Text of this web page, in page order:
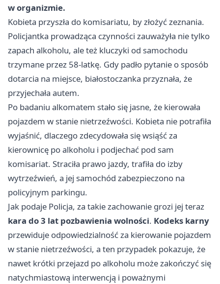
w organizmie.
Kobieta przyszła do komisariatu, by złożyć zeznania.
Policjantka prowadząca czynności zauważyła nie tylko
zapach alkoholu, ale też kluczyki od samochodu
trzymane przez 58-latkę. Gdy padło pytanie o sposób
dotarcia na miejsce, białostoczanka przyznała, że
przyjechała autem.
Po badaniu alkomatem stało się jasne, że kierowała
pojazdem w stanie nietrzeźwości. Kobieta nie potrafiła
wyjaśnić, dlaczego zdecydowała się wsiąść za
kierownicę po alkoholu i podjechać pod sam
komisariat. Straciła prawo jazdy, trafiła do izby
wytrzeźwień, a jej samochód zabezpieczono na
policyjnym parkingu.
Jak podaje Policja, za takie zachowanie grozi jej teraz
kara do 3 lat pozbawienia wolności. Kodeks karny
przewiduje odpowiedzialność za kierowanie pojazdem
w stanie nietrzeźwości, a ten przypadek pokazuje, że
nawet krótki przejazd po alkoholu może zakończyć się
natychmiastową interwencją i poważnymi